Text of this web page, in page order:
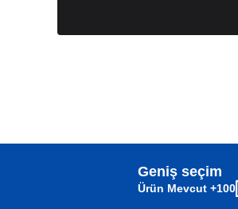
Geniş seçim
100+ Ürün Mevcut